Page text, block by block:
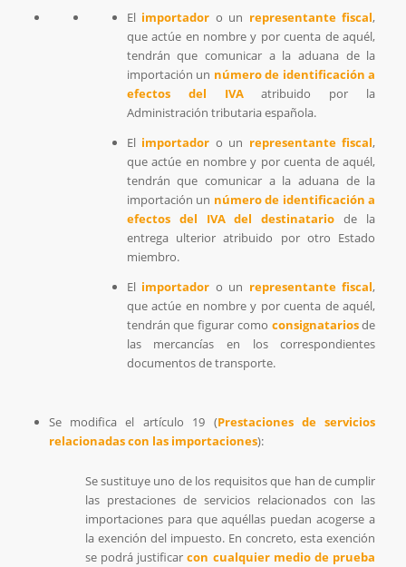
El importador o un representante fiscal,
que actúe en nombre y por cuenta de aquél,
tendrán que comunicar a la aduana de la
importación un número de identificación a
efectos del IVAatribuido por la
Administración tributaria española.
El importador o un representante fiscal,
que actúe en nombre y por cuenta de aquél,
tendrán que comunicar a la aduana de la
importación un número de identificación a
efectos del IVA del destinatario de la
entrega ulterior atribuido por otro Estado
miembro.
El importador o un representante fiscal,
que actúe en nombre y por cuenta de aquél,
tendrán que figurar como consignatariosde
las mercancías en los correspondientes
documentos de transporte.
Se modifica el artículo 19 (Prestaciones de servicios
relacionadas con las importaciones):
Se sustituye uno de los requisitos que han de cumplir
las prestaciones de servicios relacionados con las
importaciones para que aquéllas puedan acogerse a
la exención del impuesto. En concreto, esta exención
se podrá justificarcon cualquier medio de prueba